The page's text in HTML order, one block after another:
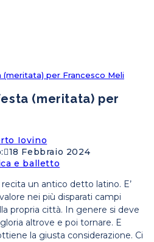
(meritata) per Francesco Meli
(meritata) per
Iovino
18 Febbraio 2024
e balletto
un antico detto latino. E’
nei più disparati campi
propria città. In genere si deve
altrove e poi tornare. E
la giusta considerazione. Ci